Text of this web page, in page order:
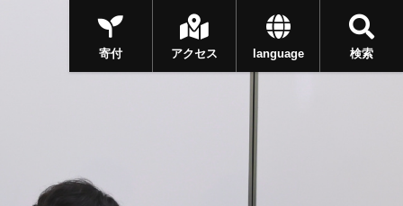
検索
language
アクセス
寄付